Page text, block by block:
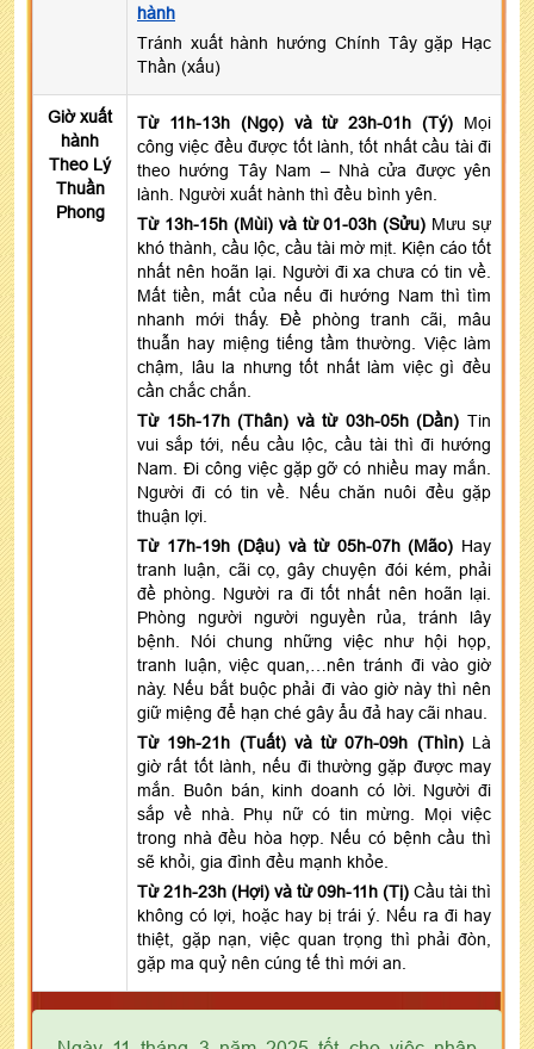
hành
Tránh xuất hành hướng Chính Tây gặp Hạc
Thần (xấu)
Giờ xuất
hành
Theo Lý
Thuần
Phong
Từ 11h-13h (Ngọ) và từ 23h-01h (Tý)
Mọi
công việc đều được tốt lành, tốt nhất cầu tài đi
theo hướng Tây Nam – Nhà cửa được yên
lành. Người xuất hành thì đều bình yên.
Từ 13h-15h (Mùi) và từ 01-03h (Sửu) Mưu sự
khó thành, cầu lộc, cầu tài mờ mịt. Kiện cáo tốt
nhất nên hoãn lại. Người đi xa chưa có tin về.
Mất tiền, mất của nếu đi hướng Nam thì tìm
nhanh mới thấy. Đề phòng tranh cãi, mâu
thuẫn hay miệng tiếng tầm thường. Việc làm
chậm, lâu la nhưng tốt nhất làm việc gì đều
cần chắc chắn.
Từ 15h-17h (Thân) và từ 03h-05h (Dần) Tin
vui sắp tới, nếu cầu lộc, cầu tài thì đi hướng
Nam. Đi công việc gặp gỡ có nhiều may mắn.
Người đi có tin về. Nếu chăn nuôi đều gặp
thuận lợi.
Từ 17h-19h (Dậu) và từ 05h-07h (Mão) Hay
tranh luận, cãi cọ, gây chuyện đói kém, phải
đề phòng. Người ra đi tốt nhất nên hoãn lại.
Phòng người người nguyền rủa, tránh lây
bệnh. Nói chung những việc như hội họp,
tranh luận, việc quan,…nên tránh đi vào giờ
này. Nếu bắt buộc phải đi vào giờ này thì nên
giữ miệng để hạn ché gây ẩu đả hay cãi nhau.
Từ 19h-21h (Tuất) và từ 07h-09h (Thìn) Là
giờ rất tốt lành, nếu đi thường gặp được may
mắn. Buôn bán, kinh doanh có lời. Người đi
sắp về nhà. Phụ nữ có tin mừng. Mọi việc
trong nhà đều hòa hợp. Nếu có bệnh cầu thì
sẽ khỏi, gia đình đều mạnh khỏe.
Từ 21h-23h (Hợi) và từ 09h-11h (Tị) Cầu tài thì
không có lợi, hoặc hay bị trái ý. Nếu ra đi hay
thiệt, gặp nạn, việc quan trọng thì phải đòn,
gặp ma quỷ nên cúng tế thì mới an.